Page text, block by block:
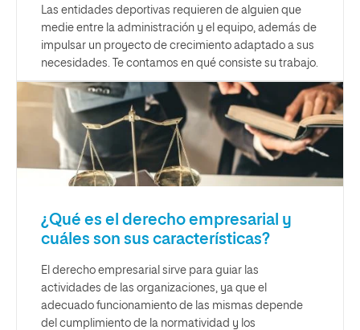
Las entidades deportivas requieren de alguien que
medie entre la administración y el equipo, además de
impulsar un proyecto de crecimiento adaptado a sus
necesidades. Te contamos en qué consiste su trabajo.
¿Qué es el derecho empresarial y
cuáles son sus características?
El derecho empresarial sirve para guiar las
actividades de las organizaciones, ya que el
adecuado funcionamiento de las mismas depende
del cumplimiento de la normatividad y los